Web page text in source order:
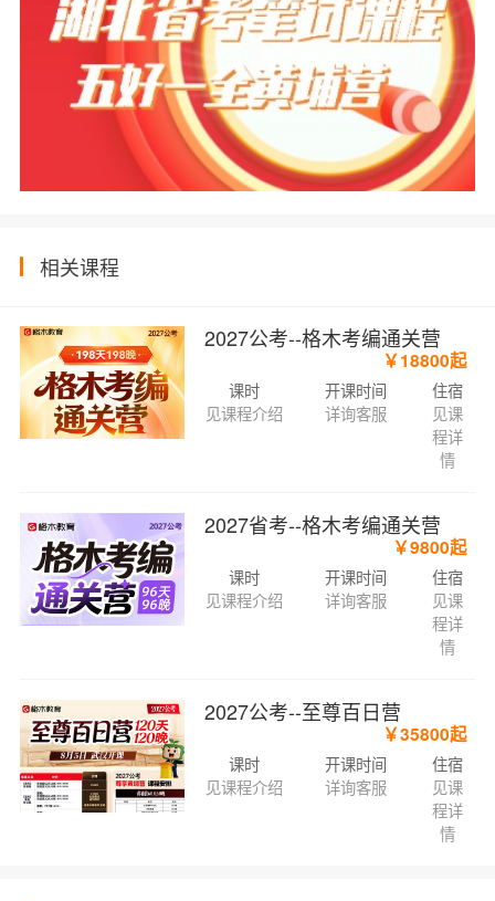
相关课程
2027公考--格木考编通关营
￥18800起
课时
见课程介绍
开课时间
详询客服
住宿
见课
程详
情
2027省考--格木考编通关营
￥9800起
课时
见课程介绍
开课时间
详询客服
住宿
见课
程详
情
2027公考--至尊百日营
￥35800起
课时
见课程介绍
开课时间
详询客服
住宿
见课
程详
情